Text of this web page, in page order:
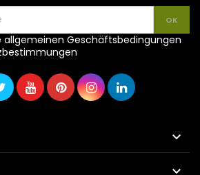
allgemeinen Geschäftsbedingungen

